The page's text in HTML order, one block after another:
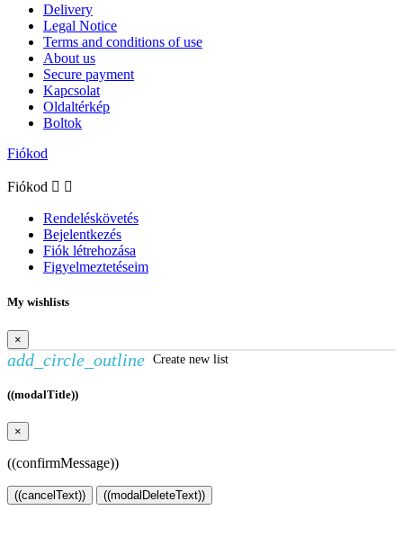
Delivery
Legal Notice
Terms and conditions of use
About us
Secure payment
Kapcsolat
Oldaltérkép
Boltok
Fiókod
Fiókod  
Rendeléskövetés
Bejelentkezés
Fiók létrehozása
Figyelmeztetéseim
My wishlists
×
add_circle_outline Create new list
((modalTitle))
×
((confirmMessage))
((cancelText)) ((modalDeleteText))